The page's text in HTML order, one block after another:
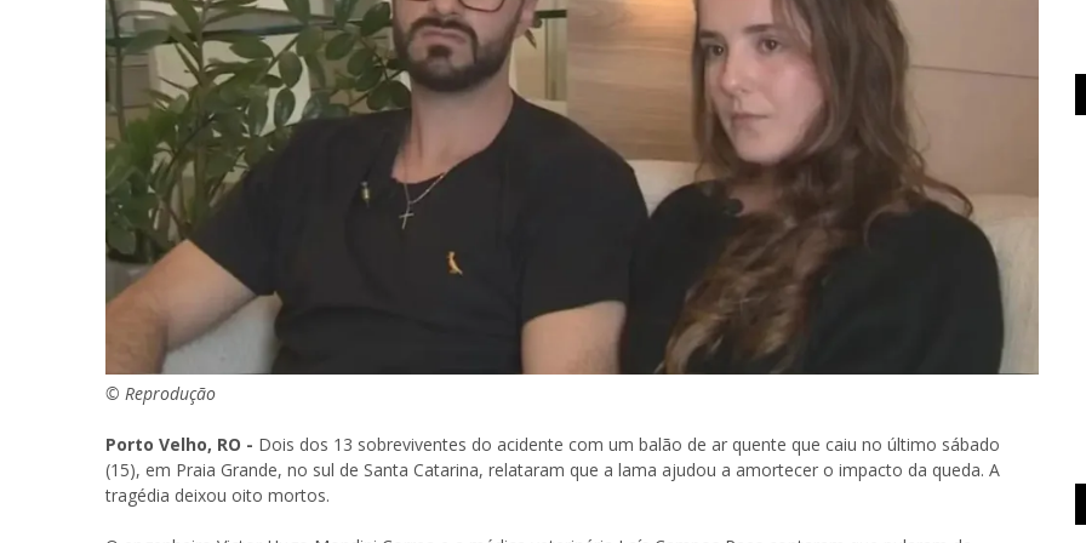
© Reprodução
Porto Velho, RO - Dois dos 13 sobreviventes do acidente com um balão de ar quente que caiu no último sábado
(15), em Praia Grande, no sul de Santa Catarina, relataram que a lama ajudou a amortecer o impacto da queda. A
tragédia deixou oito mortos.